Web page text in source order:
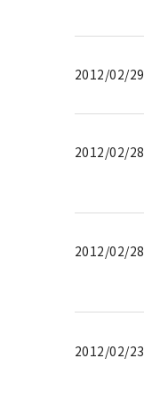
2012/02/29
2012/02/28
2012/02/28
2012/02/23